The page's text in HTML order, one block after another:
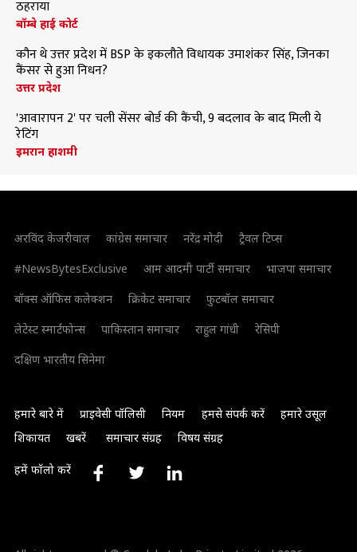
ठहराया
बॉम्बे हाई कोर्ट
कौन थे उत्तर प्रदेश में BSP के इकलौते विधायक उमाशंकर सिंह, जिनका
कैंसर से हुआ निधन?
उत्तर प्रदेश
'आवारापन 2' पर चली सेंसर बोर्ड की कैंची, 9 बदलाव के बाद मिली ये
रेटिंग
इमरान हाशमी
अरविंद केजरीवाल कांग्रेस समाचार नरेंद्र मोदी
ट्रैवल टिप्स
#NewsBytesExclusive
आम आदमी पार्टी समाचार
भाजपा समाचार
बॉक्स ऑफिस कलेक्शन
क्रिकेट समाचार
फुटबॉल समाचार
लेटेस्ट स्मार्टफोन्स
पाकिस्तान समाचार राहुल गांधी
रेसिपी
दक्षिण भारतीय सिनेमा
हमारे बारे में प्राइवेसी पॉलिसी नियम हमसे संपर्क करें
हमारे उसूल
शिकायत
खबरें समाचार संग्रह विषय संग्रह
हमें फॉलो करें